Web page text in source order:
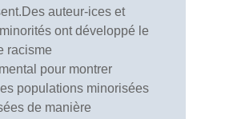
auteur-ices et
ont développé le
racisme
pour montrer
populations minorisées
de manière